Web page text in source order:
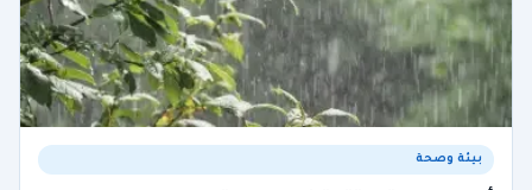
بيئة وصحة